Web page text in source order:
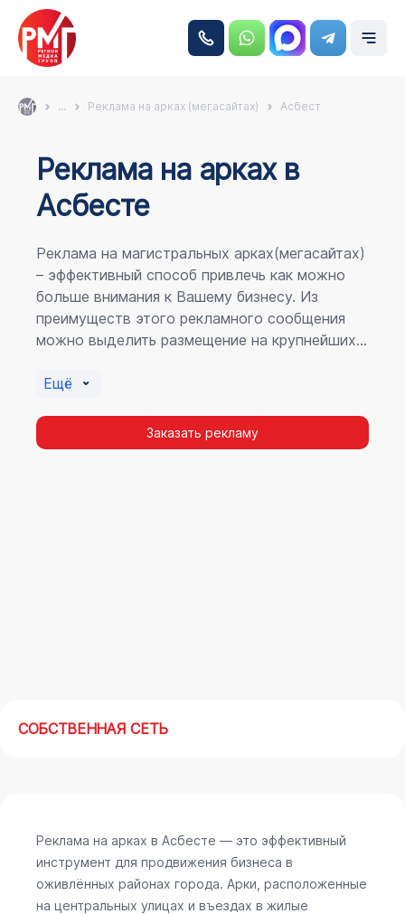
... Реклама на арках (мегасайтах) Асбест
Реклама на аркаx в
Асбесте
Реклама на магистральных арках(мегасайтах)
– эффективный способ привлечь как можно
больше внимания к Вашему бизнесу. Из
преимуществ этого рекламного сообщения
можно выделить размещение на крупнейших
пешеходному потоку расположение в прямой
повторных контактов.
Ещё
Заказать рекламу
СОБСТВЕННАЯ СЕТЬ
Реклама на арках в Асбесте — это эффективный
инструмент для продвижения бизнеса в
оживлённых районах города. Арки, расположенные
на центральных улицах и въездах в жилые